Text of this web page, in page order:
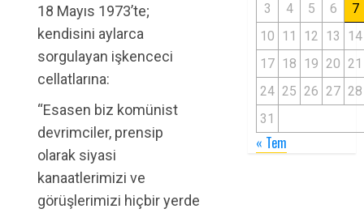
18 Mayıs 1973’te;
kendisini aylarca
sorgulayan işkenceci
cellatlarına:
“Esasen biz komünist
devrimciler, prensip
olarak siyasi
kanaatlerimizi ve
görüşlerimizi hiçbir yerde
3 4 5 6
7
10 11 12 13
14
17 18 19 20 21
24 25 26 27 28
31
« Tem